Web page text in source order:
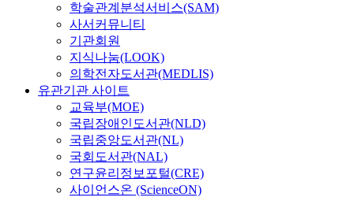
학술관계분석서비스(SAM)
사서커뮤니티
기관회원
지식나눔(LOOK)
의학전자도서관(MEDLIS)
유관기관 사이트
교육부(MOE)
국립장애인도서관(NLD)
국립중앙도서관(NL)
국회도서관(NAL)
연구윤리정보포털(CRE)
사이언스온 (ScienceON)